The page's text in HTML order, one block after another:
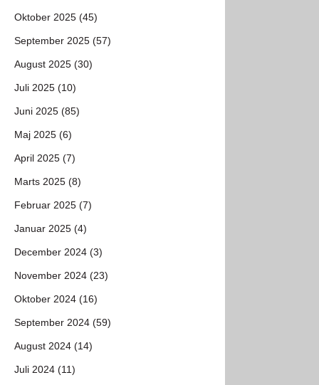
Oktober 2025 (45)
September 2025 (57)
August 2025 (30)
Juli 2025 (10)
Juni 2025 (85)
Maj 2025 (6)
April 2025 (7)
Marts 2025 (8)
Februar 2025 (7)
Januar 2025 (4)
December 2024 (3)
November 2024 (23)
Oktober 2024 (16)
September 2024 (59)
August 2024 (14)
Juli 2024 (11)